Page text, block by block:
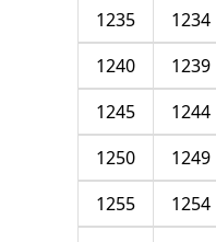
1234
1235
1239
1240
1244
1245
1249
1250
1254
1255